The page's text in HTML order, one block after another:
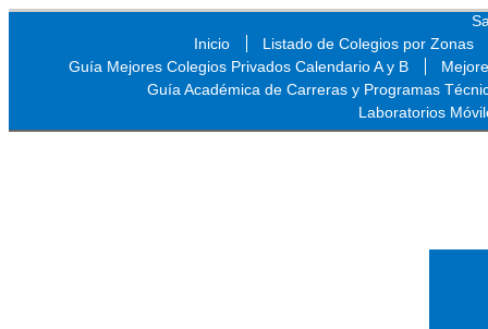
Inicio
Listado de Colegios por Zonas
Guía Mejores Colegios Privados Calendario A y B
Guía Académica de Carreras y Programas
Laboratorios